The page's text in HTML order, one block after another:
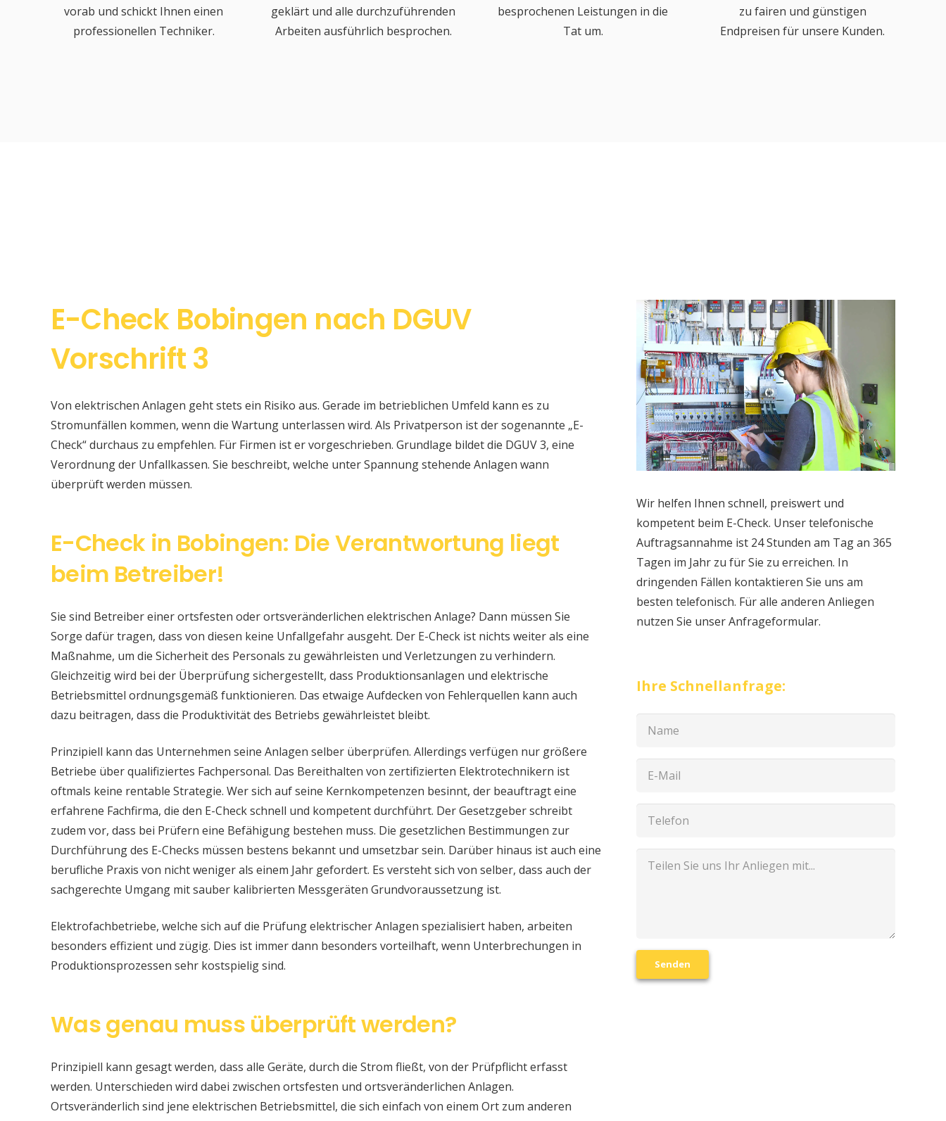
vorab und schickt Ihnen einen
professionellen Techniker.
geklärt und alle durchzuführenden
Arbeiten ausführlich besprochen.
besprochenen Leistungen in die
Tat um.
zu fairen und günstigen
Endpreisen für unsere Kunden.
E-Check Bobingen nach DGUV
Vorschrift 3
Von elektrischen Anlagen geht stets ein Risiko aus. Gerade im betrieblichen Umfeld kann es zu
Stromunfällen kommen, wenn die Wartung unterlassen wird. Als Privatperson ist der sogenannte „E-
Check“ durchaus zu empfehlen. Für Firmen ist er vorgeschrieben. Grundlage bildet die DGUV 3, eine
Verordnung der Unfallkassen. Sie beschreibt, welche unter Spannung stehende Anlagen wann
überprüft werden müssen.
E-Check in Bobingen: Die Verantwortung liegt
beim Betreiber!
Sie sind Betreiber einer ortsfesten oder ortsveränderlichen elektrischen Anlage? Dann müssen Sie
Sorge dafür tragen, dass von diesen keine Unfallgefahr ausgeht. Der E-Check ist nichts weiter als eine
Maßnahme, um die Sicherheit des Personals zu gewährleisten und Verletzungen zu verhindern.
Gleichzeitig wird bei der Überprüfung sichergestellt, dass Produktionsanlagen und elektrische
Betriebsmittel ordnungsgemäß funktionieren. Das etwaige Aufdecken von Fehlerquellen kann auch
dazu beitragen, dass die Produktivität des Betriebs gewährleistet bleibt.
Prinzipiell kann das Unternehmen seine Anlagen selber überprüfen. Allerdings verfügen nur größere
Betriebe über qualifiziertes Fachpersonal. Das Bereithalten von zertifizierten Elektrotechnikern ist
oftmals keine rentable Strategie. Wer sich auf seine Kernkompetenzen besinnt, der beauftragt eine
erfahrene Fachfirma, die den E-Check schnell und kompetent durchführt. Der Gesetzgeber schreibt
zudem vor, dass bei Prüfern eine Befähigung bestehen muss. Die gesetzlichen Bestimmungen zur
Durchführung des E-Checks müssen bestens bekannt und umsetzbar sein. Darüber hinaus ist auch eine
berufliche Praxis von nicht weniger als einem Jahr gefordert. Es versteht sich von selber, dass auch der
sachgerechte Umgang mit sauber kalibrierten Messgeräten Grundvoraussetzung ist.
Elektrofachbetriebe, welche sich auf die Prüfung elektrischer Anlagen spezialisiert haben, arbeiten
besonders effizient und zügig. Dies ist immer dann besonders vorteilhaft, wenn Unterbrechungen in
Produktionsprozessen sehr kostspielig sind.
Was genau muss überprüft werden?
Prinzipiell kann gesagt werden, dass alle Geräte, durch die Strom fließt, von der Prüfpflicht erfasst
werden. Unterschieden wird dabei zwischen ortsfesten und ortsveränderlichen Anlagen.
Ortsveränderlich sind jene elektrischen Betriebsmittel, die sich einfach von einem Ort zum anderen
Wir helfen Ihnen schnell, preiswert und
kompetent beim E-Check. Unser telefonische
Auftragsannahme ist 24 Stunden am Tag an 365
Tagen im Jahr zu für Sie zu erreichen. In
dringenden Fällen kontaktieren Sie uns am
besten telefonisch. Für alle anderen Anliegen
nutzen Sie unser Anfrageformular.
Ihre Schnellanfrage:
Senden